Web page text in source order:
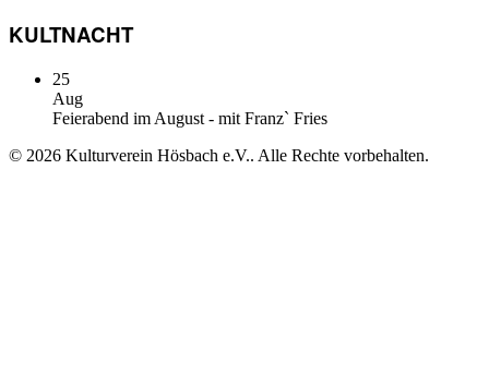
KULTNACHT
25
Aug
Feierabend im August - mit Franz` Fries
© 2026 Kulturverein Hösbach e.V.. Alle Rechte vorbehalten.